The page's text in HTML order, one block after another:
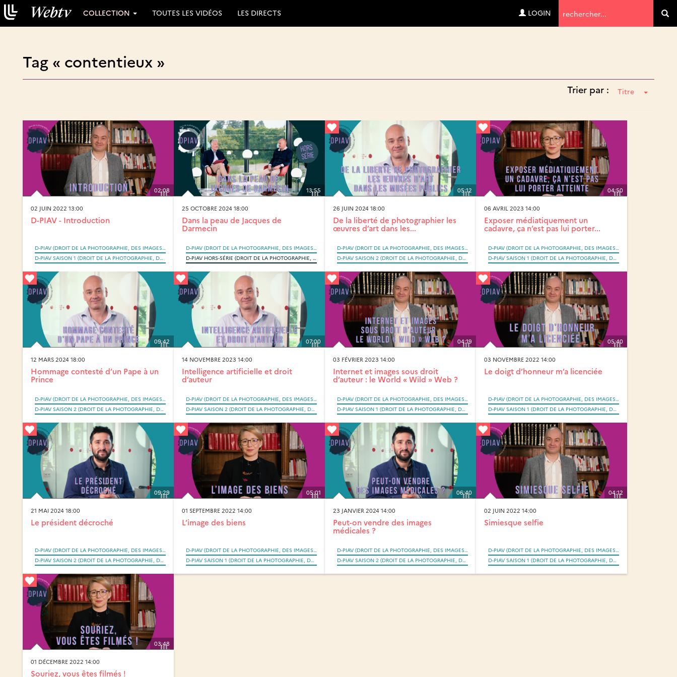
de
recherche
COLLECTION TOUTES LES VIDÉOS LES DIRECTS LOGIN
Tag « contentieux »
Trier par : Titre
02:08
02 JUIN 2022 13:00
D-PIAV - Introduction
D-PIAV (DROIT DE LA PHOTOGRAPHIE, DES IMAGES ET DES ARTEFACTS VISUELS SAISI PAR LA RÉVOLUTION NUMÉRIQUE)
D-PIAV SAISON 1 (DROIT DE LA PHOTOGRAPHIE, DES IMAGES ET DES ARTEFACTS VISUELS SAISI PAR LA RÉVOLUTION NUMÉRIQUE)
13:55
25 OCTOBRE 2024 18:00
Dans la peau de Jacques de
Darmecin
D-PIAV (DROIT DE LA PHOTOGRAPHIE, DES IMAGES ET DES ARTEFACTS VISUELS SAISI PAR LA RÉVOLUTION NUMÉRIQUE)
D-PIAV HORS-SÉRIE (DROIT DE LA PHOTOGRAPHIE, DES IMAGES ET DES ARTEFACTS VISUELS SAISI PAR LA RÉVOLUTION NUMÉRIQUE)
05:12
26 JUIN 2024 18:00
De la liberté de photographier les
œuvres d’art dans les...
D-PIAV (DROIT DE LA PHOTOGRAPHIE, DES IMAGES ET DES ARTEFACTS VISUELS SAISI PAR LA RÉVOLUTION NUMÉRIQUE)
D-PIAV SAISON 2 (DROIT DE LA PHOTOGRAPHIE, DES IMAGES ET DES ARTEFACTS VISUELS SAISI PAR LA RÉVOLUTION NUMÉRIQUE)
04:50
06 AVRIL 2023 14:00
Exposer médiatiquement un
cadavre, ça n’est pas lui porter...
D-PIAV (DROIT DE LA PHOTOGRAPHIE, DES IMAGES ET DES ARTEFACTS VISUELS SAISI PAR LA RÉVOLUTION NUMÉRIQUE)
D-PIAV SAISON 1 (DROIT DE LA PHOTOGRAPHIE, DES IMAGES ET DES ARTEFACTS VISUELS SAISI PAR LA RÉVOLUTION NUMÉRIQUE)
09:42
12 MARS 2024 18:00
Hommage contesté d’un Pape à un
Prince
D-PIAV (DROIT DE LA PHOTOGRAPHIE, DES IMAGES ET DES ARTEFACTS VISUELS SAISI PAR LA RÉVOLUTION NUMÉRIQUE)
D-PIAV SAISON 2 (DROIT DE LA PHOTOGRAPHIE, DES IMAGES ET DES ARTEFACTS VISUELS SAISI PAR LA RÉVOLUTION NUMÉRIQUE)
07:00
14 NOVEMBRE 2023 14:00
Intelligence artificielle et droit
d’auteur
D-PIAV (DROIT DE LA PHOTOGRAPHIE, DES IMAGES ET DES ARTEFACTS VISUELS SAISI PAR LA RÉVOLUTION NUMÉRIQUE)
D-PIAV SAISON 2 (DROIT DE LA PHOTOGRAPHIE, DES IMAGES ET DES ARTEFACTS VISUELS SAISI PAR LA RÉVOLUTION NUMÉRIQUE)
04:19
03 FÉVRIER 2023 14:00
Internet et images sous droit
d’auteur : le World « Wild » Web ?
D-PIAV (DROIT DE LA PHOTOGRAPHIE, DES IMAGES ET DES ARTEFACTS VISUELS SAISI PAR LA RÉVOLUTION NUMÉRIQUE)
D-PIAV SAISON 1 (DROIT DE LA PHOTOGRAPHIE, DES IMAGES ET DES ARTEFACTS VISUELS SAISI PAR LA RÉVOLUTION NUMÉRIQUE)
05:40
03 NOVEMBRE 2022 14:00
Le doigt d’honneur m’a licenciée
D-PIAV (DROIT DE LA PHOTOGRAPHIE, DES IMAGES ET DES ARTEFACTS VISUELS SAISI PAR LA RÉVOLUTION NUMÉRIQUE)
D-PIAV SAISON 1 (DROIT DE LA PHOTOGRAPHIE, DES IMAGES ET DES ARTEFACTS VISUELS SAISI PAR LA RÉVOLUTION NUMÉRIQUE)
09:29
21 MAI 2024 18:00
Le président décroché
D-PIAV (DROIT DE LA PHOTOGRAPHIE, DES IMAGES ET DES ARTEFACTS VISUELS SAISI PAR LA RÉVOLUTION NUMÉRIQUE)
D-PIAV SAISON 2 (DROIT DE LA PHOTOGRAPHIE, DES IMAGES ET DES ARTEFACTS VISUELS SAISI PAR LA RÉVOLUTION NUMÉRIQUE)
05:01
01 SEPTEMBRE 2022 14:00
L’image des biens
D-PIAV (DROIT DE LA PHOTOGRAPHIE, DES IMAGES ET DES ARTEFACTS VISUELS SAISI PAR LA RÉVOLUTION NUMÉRIQUE)
D-PIAV SAISON 1 (DROIT DE LA PHOTOGRAPHIE, DES IMAGES ET DES ARTEFACTS VISUELS SAISI PAR LA RÉVOLUTION NUMÉRIQUE)
06:40
23 JANVIER 2024 14:00
Peut-on vendre des images
médicales ?
D-PIAV (DROIT DE LA PHOTOGRAPHIE, DES IMAGES ET DES ARTEFACTS VISUELS SAISI PAR LA RÉVOLUTION NUMÉRIQUE)
D-PIAV SAISON 2 (DROIT DE LA PHOTOGRAPHIE, DES IMAGES ET DES ARTEFACTS VISUELS SAISI PAR LA RÉVOLUTION NUMÉRIQUE)
04:12
02 JUIN 2022 14:00
Simiesque selfie
D-PIAV (DROIT DE LA PHOTOGRAPHIE, DES IMAGES ET DES ARTEFACTS VISUELS SAISI PAR LA RÉVOLUTION NUMÉRIQUE)
D-PIAV SAISON 1 (DROIT DE LA PHOTOGRAPHIE, DES IMAGES ET DES ARTEFACTS VISUELS SAISI PAR LA RÉVOLUTION NUMÉRIQUE)
03:48
01 DÉCEMBRE 2022 14:00
Souriez, vous êtes filmés !